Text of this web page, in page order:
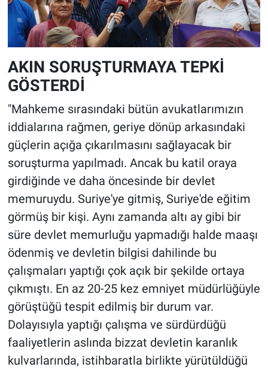
AKIN SORUŞTURMAYA TEPKİ
GÖSTERDİ
"Mahkeme sırasındaki bütün avukatlarımızın
iddialarına rağmen, geriye dönüp arkasındaki
güçlerin açığa çıkarılmasını sağlayacak bir
soruşturma yapılmadı. Ancak bu katil oraya
girdiğinde ve daha öncesinde bir devlet
memuruydu. Suriye'ye gitmiş, Suriye'de eğitim
görmüş bir kişi. Aynı zamanda altı ay gibi bir
süre devlet memurluğu yapmadığı halde maaşı
ödenmiş ve devletin bilgisi dahilinde bu
çalışmaları yaptığı çok açık bir şekilde ortaya
çıkmıştı. En az 20-25 kez emniyet müdürlüğüyle
görüştüğü tespit edilmiş bir durum var.
Dolayısıyla yaptığı çalışma ve sürdürdüğü
faaliyetlerin aslında bizzat devletin karanlık
kulvarlarında, istihbaratla birlikte yürütüldüğü